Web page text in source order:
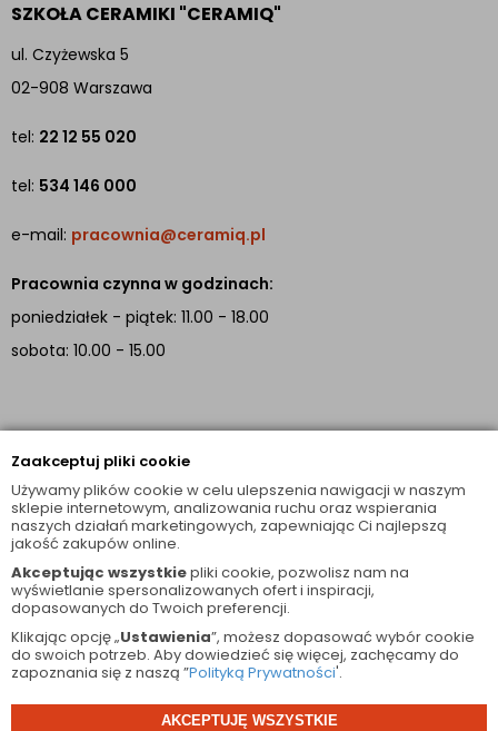
Zaakceptuj pliki cookie
Używamy plików cookie w celu ulepszenia nawigacji w naszym
sklepie internetowym, analizowania ruchu oraz wspierania
naszych działań marketingowych, zapewniając Ci najlepszą
jakość zakupów online.
Akceptując wszystkiepliki cookie, pozwolisz nam na
wyświetlanie spersonalizowanych ofert i inspiracji,
dopasowanych do Twoich preferencji.
Klikając opcję „Ustawienia”, możesz dopasować wybór cookie
do swoich potrzeb. Aby dowiedzieć się więcej, zachęcamy do
zapoznania się z naszą ”Polityką Prywatności'.
AKCEPTUJĘ WSZYSTKIE
SZKOŁA CERAMIKI "CERAMIQ"
ul. Czyżewska 5
02-908 Warszawa
tel: 22 12 55 020
tel: 534 146 000
e-mail: pracownia@ceramiq.pl
Pracownia czynna w godzinach:
poniedziałek - piątek: 11.00 - 18.00
sobota: 10.00 - 15.00
TUTAJ JESTEŚMY
facebook instagram